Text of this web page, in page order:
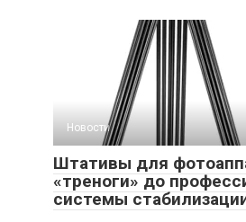
Новости
Штативы для
«треноги» до
системы